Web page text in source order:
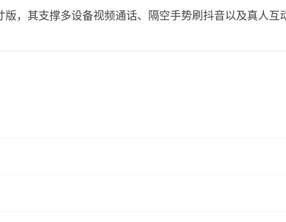
，其支撑多设备视频通话、隔空手势刷抖音以及真人互